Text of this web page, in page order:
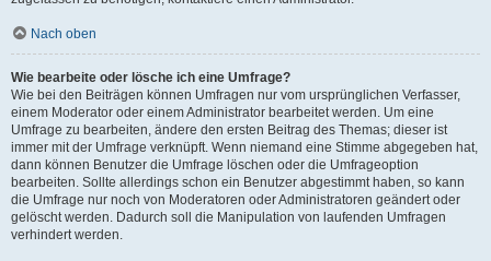
Nach oben
Wie bearbeite oder lösche ich eine Umfrage?
Wie bei den Beiträgen können Umfragen nur vom ursprünglichen Verfasser,
einem Moderator oder einem Administrator bearbeitet werden. Um eine
Umfrage zu bearbeiten, ändere den ersten Beitrag des Themas; dieser ist
immer mit der Umfrage verknüpft. Wenn niemand eine Stimme abgegeben hat,
dann können Benutzer die Umfrage löschen oder die Umfrageoption
bearbeiten. Sollte allerdings schon ein Benutzer abgestimmt haben, so kann
die Umfrage nur noch von Moderatoren oder Administratoren geändert oder
gelöscht werden. Dadurch soll die Manipulation von laufenden Umfragen
verhindert werden.